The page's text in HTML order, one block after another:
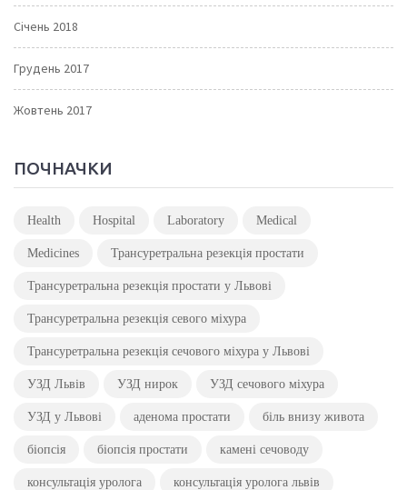
Січень 2018
Грудень 2017
Жовтень 2017
ПОЧНАЧКИ
Health Hospital Laboratory Medical
Medicines Трансуретральна резекція простати
Трансуретральна резекція простати у Львові
Трансуретральна резекція севого міхура
Трансуретральна резекція сечового міхура у Львові
УЗД Львів УЗД нирок УЗД сечового міхура
УЗД у Львові аденома простати біль внизу живота
біопсія біопсія простати камені сечоводу
консультація уролога консультація уролога львів